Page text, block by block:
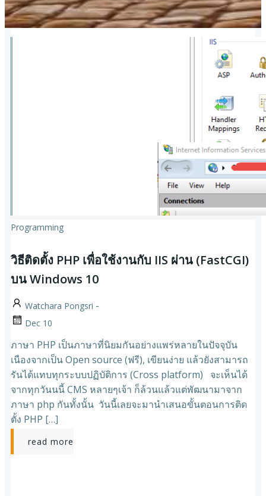
Programming
วิธีติดตั้ง PHP เพื่อใช้งานกับ IIS ผ่าน (FastCGI)
บน Windows 10
Watchara Pongsri -
Dec 10
ภาษา PHP เป็นภาษาที่นิยมกันอย่างแพร่หลายในปัจจุบัน
เนืองจากเป็น Open source (ฟรี), เขียนง่าย แล้วยังสามารถ
รันได้แทบทุกระบบปฏิบัติการ (Cross platform) จะเห็นได้
จากทุกวันนนี้ CMS หลายๆเจ้า ก็ล้วนแล้วแต่พัฒนามาจาก
ภาษา php กันทั้งนั้น วันนี้เลยจะมานำเสนอขั้นตอนการติด
ตั้ง PHP […]
read more